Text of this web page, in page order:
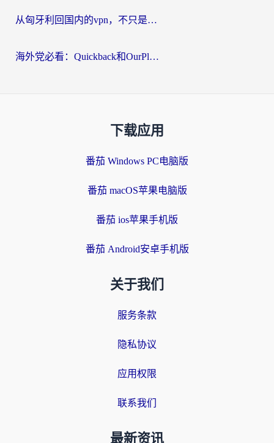
从匈牙利回国内的vpn，不只是为了刷剧那么简单
海外党必看：Quickback和OurPlay好用吗？3分钟选对回国加速器，无缝刷剧玩游戏
下载应用
番茄 Windows PC电脑版
番茄 macOS苹果电脑版
番茄 ios苹果手机版
番茄 Android安卓手机版
关于我们
服务条款
隐私协议
应用权限
联系我们
最新资讯